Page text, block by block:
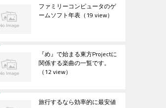
ファミリーコンピュータのゲ
ームソフト年表 （19 view）
『め』で始まる東方Projectに
関係する楽曲の一覧です。
（12 view）
旅行するなら効率的に最安値